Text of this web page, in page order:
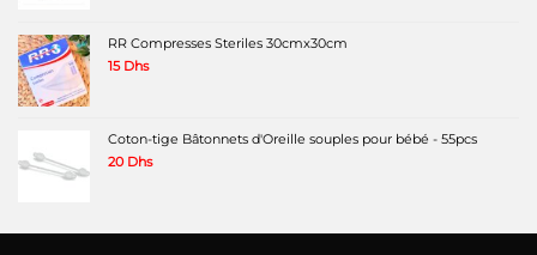
RR Compresses Steriles 30cmx30cm
15 Dhs
Coton-tige Bâtonnets d'Oreille souples pour bébé - 55pcs
20 Dhs